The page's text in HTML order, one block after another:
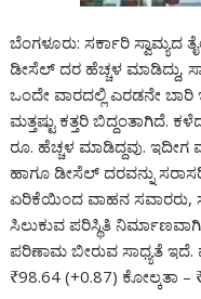
ಬೆಂಗಳೂರು: ಸರ್ಕಾರಿ ಸ್ವಾಮ್ಯದ
ಡೀಸೆಲ್ ದರ ಹೆಚ್ಚಳ ಮಾಡಿದ್ದು,
ಒಂದೇ ವಾರದಲ್ಲಿ ಎರಡನೇ
ಮತ್ತಷ್ಟು ಕತ್ತರಿ ಬಿದ್ದಂತಾಗಿದೆ.
ರೂ. ಹೆಚ್ಚಳ ಮಾಡಿದ್ದವು.
ಹಾಗೂ ಡೀಸೆಲ್ ದರವನ್ನು
ಏರಿಕೆಯಿಂದ ವಾಹನ ಸವಾರರು,
ಸಿಲುಕುವ ಪರಿಸ್ಥಿತಿ
ಪರಿಣಾಮ ಬೀರುವ ಸಾಧ್ಯತೆ
₹98.64 (+0.87) ಕೋಲ್ಕತಾ –